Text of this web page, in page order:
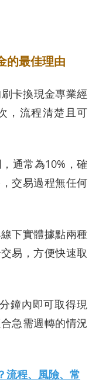
的最佳理由
卡換現金專業經
，流程清楚且可
通常為10%，確
交易過程無任何
下實體據點兩種
易，方便快速取
鐘內即可取得現
急需週轉的情況
流程、風險、常